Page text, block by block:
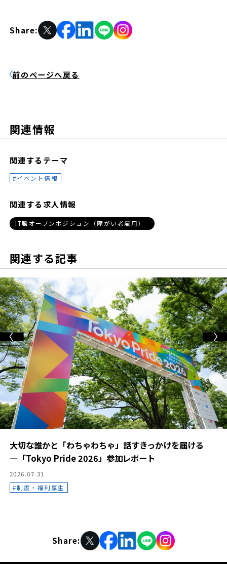
Share:
前のページへ戻る
関連情報
関連するテーマ
イベント情報
関連する求人情報
IT職オープンポジション（障がい者雇用）
関連する記事
大切な誰かと「わちゃわちゃ」話すきっかけを届ける
―「Tokyo Pride 2026」参加レポート
2026.07.31
制度・福利厚生
Share: